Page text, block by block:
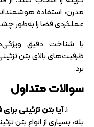
مدرن، استفاده
عملکردی فضا را به‌طور
با شناخت دقیق
ظرفیت‌های بالای بتن
برد.
سوالات متداول
آیا بتن تزئینی
بله، بسیاری از انواع بتن